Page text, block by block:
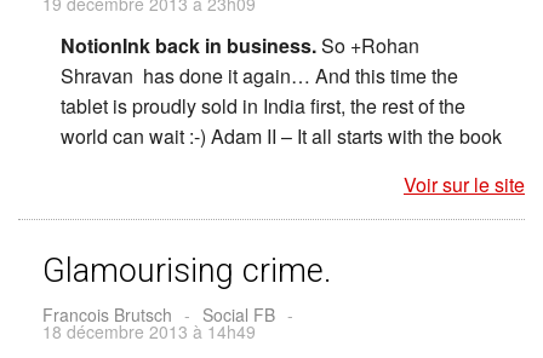
NotionInk back in business.So +Rohan
Shravan has done it again… And this time the
tablet is proudly sold in India first, the rest of the
world can wait :-) Adam II – It all starts with the book
Voir sur le site
Glamourising crime.
Francois Brutsch - Social FB -
18 décembre 2013 à 14h49